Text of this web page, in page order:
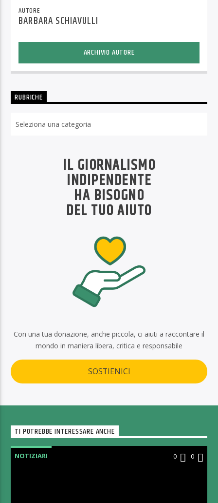
AUTORE
BARBARA SCHIAVULLI
ARCHIVIO AUTORE
RUBRICHE
IL GIORNALISMO
INDIPENDENTE
HA BISOGNO
DEL TUO AIUTO
Con una tua donazione, anche piccola, ci aiuti a raccontare il
mondo in maniera libera, critica e responsabile
SOSTIENICI
TI POTREBBE INTERESSARE ANCHE
NOTIZIARI 0 0